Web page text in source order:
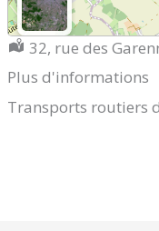
Localisation :
32, rue des
Plus d'informations
Transports routiers